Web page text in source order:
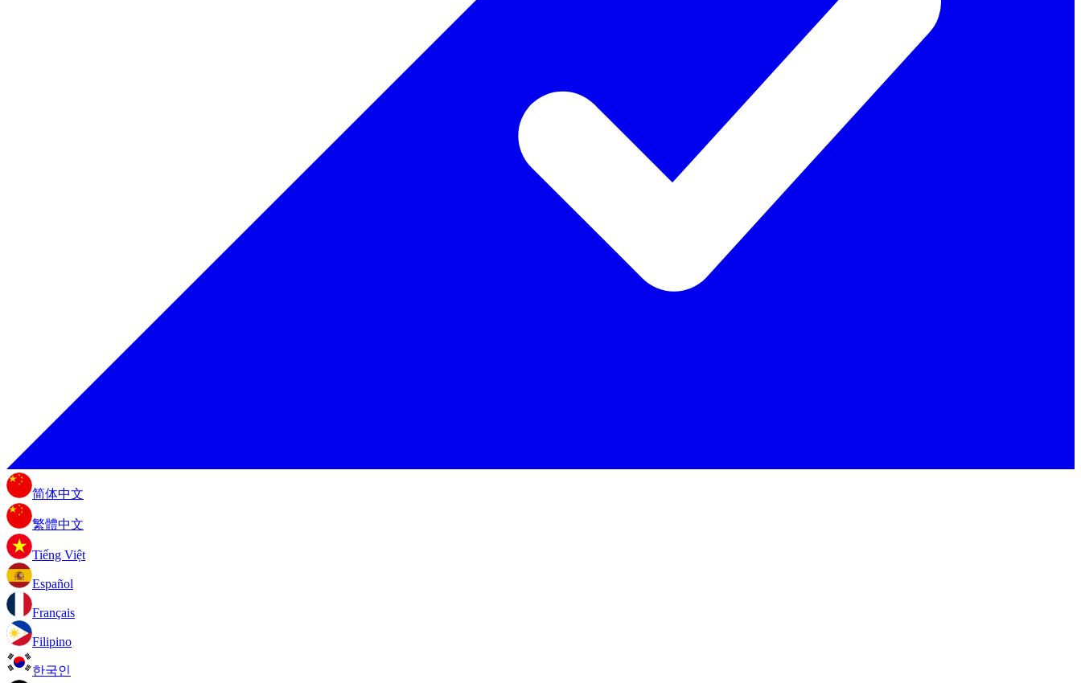
简体中文
繁體中文
Tiếng Việt
Español
Français
Filipino
한국인